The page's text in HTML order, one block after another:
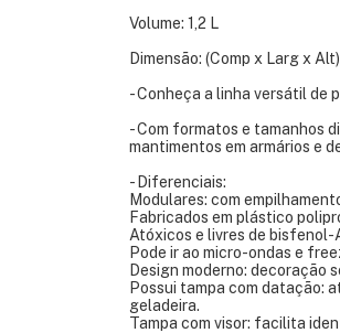
Volume: 1,2 L
Dimensão: (Comp x Larg x
- Conheça a linha versátil de
- Com formatos e tamanhos
mantimentos em armários e
- Diferenciais:
Modulares: com
Fabricados em plástico
Atóxicos e livres de bisfenol-
Pode ir ao micro-ondas e
Design moderno: decoração
Possui tampa com datação:
geladeira.
Tampa com visor: facilita